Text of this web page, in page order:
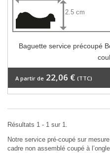
2.5 cm
Baguette service précoupé
A partir de 22,06 € (TTC)
Résultats 1 - 1 sur 1.
Notre service pré-coupé sur
cadre non assemblé coupé à